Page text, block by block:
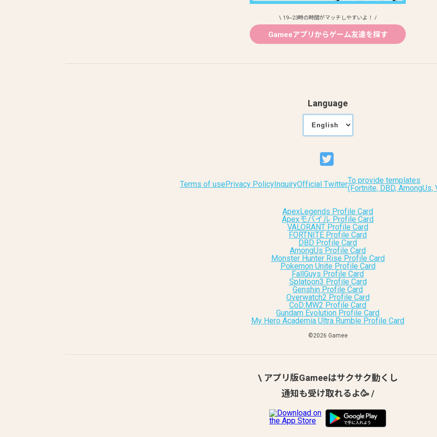
\ 19~23時の時間がマッチしやすいよ！ /
Gameeアプリからゲーム友達を探す
Language
Terms of usePrivacy Policy InquiryOfficial TwitterTo provide templates
(Fortnite, DBD, AmongUs,
ApexLegends Profile Card
Apexモバイル Profile Card
VALORANT Profile Card
FORTNITE Profile Card
DBD Profile Card
AmongUs Profile Card
Monster Hunter Rise Profile Card
Pokemon Unite Profile Card
FallGuys Profile Card
Splatoon3 Profile Card
Genshin Profile Card
Overwatch2 Profile Card
CoD:MW2 Profile Card
Gundam Evolution Profile Card
My Hero Academia Ultra Rumble Profile Card
©︎2026 Gamee
\ アプリ版Gameeはサクサク動くし
通知も受け取れるよ🥳 /